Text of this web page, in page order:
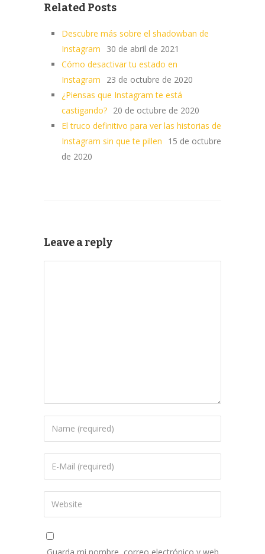
Related Posts
Descubre más sobre el shadowban de
Instagram
30 de abril de 2021
Cómo desactivar tu estado en
Instagram
23 de octubre de 2020
¿Piensas que Instagram te está
castigando? 20 de octubre de 2020
El truco definitivo para ver las historias de
Instagram sin que te pillen
15 de octubre
de 2020
Leave a reply